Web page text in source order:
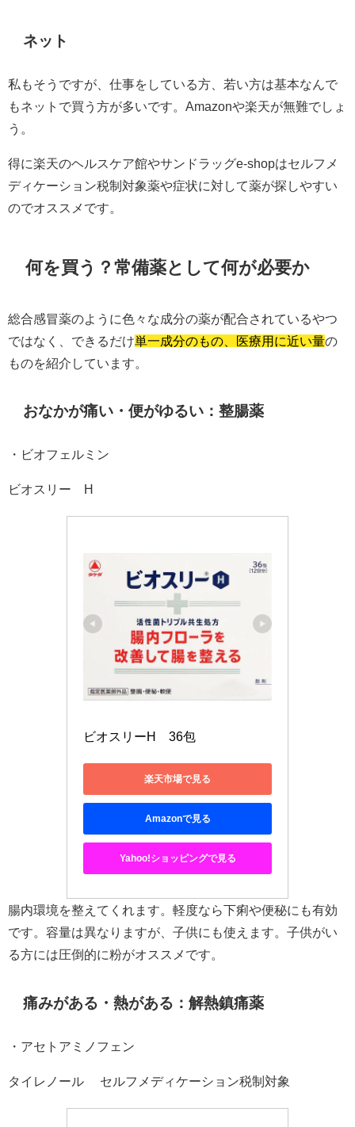
ネット
私もそうですが、仕事をしている方、若い方は基本なんで
もネットで買う方が多いです。Amazonや楽天が無難でしょ
う。
得に楽天のヘルスケア館やサンドラッグe-shopはセルフメ
ディケーション税制対象薬や症状に対して薬が探しやすい
のでオススメです。
何を買う？常備薬として何が必要か
総合感冒薬のように色々な成分の薬が配合されているやつ
ではなく、できるだけ単一成分のもの、医療用に近い量の
ものを紹介しています。
おなかが痛い・便がゆるい：整腸薬
・ビオフェルミン
ビオスリー®H
ビオスリーH　36包
楽天市場で見る
Amazonで見る
Yahoo!ショッピングで見る
腸内環境を整えてくれます。軽度なら下痢や便秘にも有効
です。容量は異なりますが、子供にも使えます。子供がい
る方には圧倒的に粉がオススメです。
痛みがある・熱がある：解熱鎮痛薬
・アセトアミノフェン
タイレノール® セルフメディケーション税制対象